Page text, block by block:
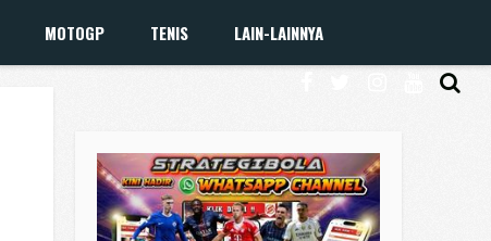
MOTOGP TENIS LAIN-LAINNYA